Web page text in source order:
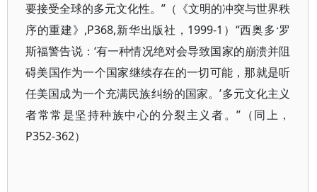
要接受全球的多元文化性。”（《文明的冲突与世界秩
序的重建》,P368,新华出版社，1999-1）“西奥多·罗
斯福警告说：‘有一种情况绝对会导致国家的崩溃并阻
碍美国作为一个国家继续存在的一切可能，那就是听
任美国成为一个充满民族纠纷的国家。’多元文化主义
者常常是坚持种族中心的分裂主义者。”（同上，
P352-362）